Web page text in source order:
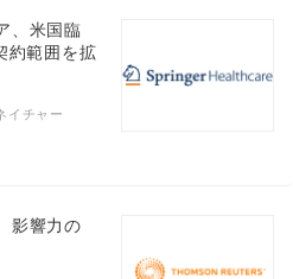
、米国臨
約範囲を拡
イチャー
影響力の